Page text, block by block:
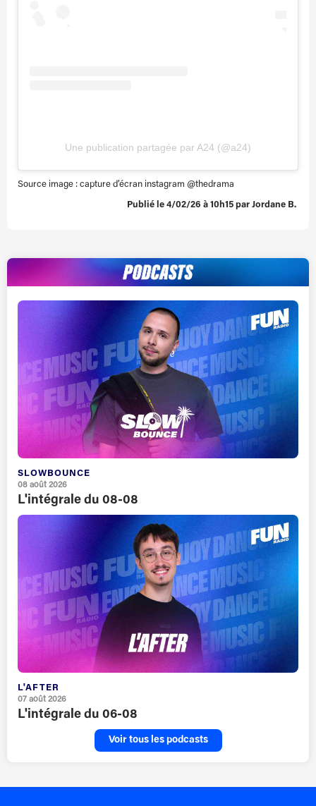
Une publication partagée par A24 (@a24)
Source image : capture d’écran instagram @thedrama
Publié le 4/02/26 à 10h15 par Jordane B.
SLOWBOUNCE
08 août 2026
L'intégrale du 08-08
L'AFTER
07 août 2026
L'intégrale du 06-08
Voir tous les podcasts